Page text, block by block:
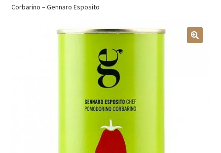
CREME E CONSERVE
Corbarino – Gennaro Esposito